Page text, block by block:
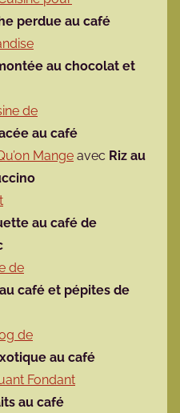
perdue au café
au chocolat et
de
au café
Mange avec Riz au
au café de
de
café et pépites de
de
au café
Fondant
au café